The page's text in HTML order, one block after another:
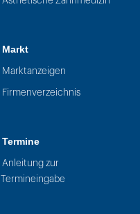
Markt
Marktanzeigen
Firmenverzeichnis
Termine
Anleitung zur
Termineingabe